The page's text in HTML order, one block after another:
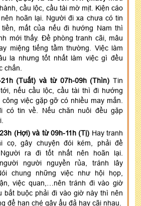
cầu lộc, cầu tài mờ mịt. Kiện cáo
hoãn lại. Người đi xa chưa có tin
mất của nếu đi hướng Nam thì
mới thấy. Đề phòng tranh cãi, mâu
miệng tiếng tầm thường. Việc làm
la nhưng tốt nhất làm việc gì đều
chắn.
(Tuất) và từ 07h-09h (Thìn) Tin
nếu cầu lộc, cầu tài thì đi hướng
việc gặp gỡ có nhiều may mắn.
có tin về. Nếu chăn nuôi đều gặp
(Hợi) và từ 09h-11h (Tị) Hay tranh
cọ, gây chuyện đói kém, phải đề
Người ra đi tốt nhất nên hoãn lại.
người nguyền rủa, tránh lây
chung những việc như hội họp,
việc quan,…nên tránh đi vào giờ
bắt buộc phải đi vào giờ này thì nên
để hạn ché gây ẩu đả hay cãi nhau.